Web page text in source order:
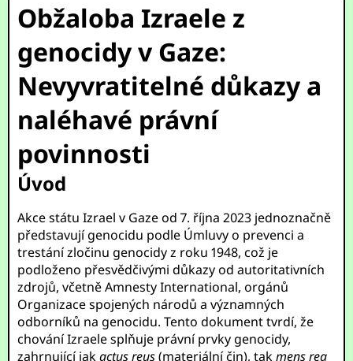
Obžaloba Izraele z
genocidy v Gaze:
Nevyvratitelné důkazy a
naléhavé právní
povinnosti
Úvod
Akce státu Izrael v Gaze od 7. října 2023 jednoznačně
představují genocidu podle Úmluvy o prevenci a
trestání zločinu genocidy z roku 1948, což je
podloženo přesvědčivými důkazy od autoritativních
zdrojů, včetně Amnesty International, orgánů
Organizace spojených národů a významných
odborníků na genocidu. Tento dokument tvrdí, že
chování Izraele splňuje právní prvky genocidy,
zahrnující jakactus reus(materiální čin), takmens rea